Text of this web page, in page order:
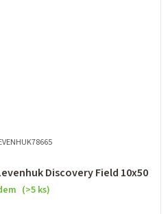
Discovery Field 10x50
(>5 ks)